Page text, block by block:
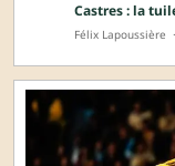
Castres : la
Félix Lapoussière ·